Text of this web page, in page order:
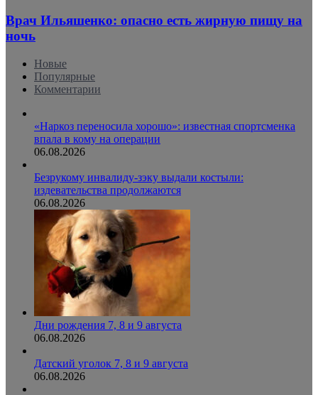
Врач Ильяшенко: опасно есть жирную пищу на
ночь
Новые
Популярные
Комментарии
«Наркоз переносила хорошо»: известная спортсменка
впала в кому на операции
06.08.2026
Безрукому инвалиду-зэку выдали костыли:
издевательства продолжаются
06.08.2026
Дни рождения 7, 8 и 9 августа
06.08.2026
Датский уголок 7, 8 и 9 августа
06.08.2026